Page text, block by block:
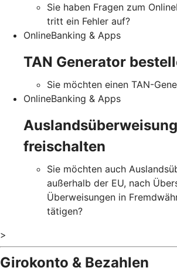
Sie haben Fragen zum
tritt ein Fehler auf?
OnlineBanking & Apps
TAN Generator
Sie möchten einen TAN-
OnlineBanking & Apps
Auslandsüberweisung
freischalten
Sie möchten auch
außerhalb der EU, nach
Überweisungen in
tätigen?
>
Girokonto & Bezahlen